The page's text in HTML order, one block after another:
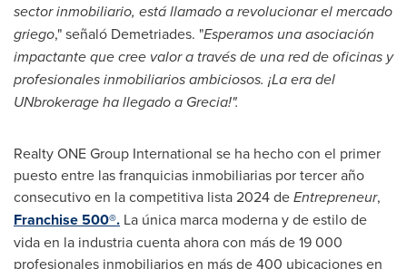
sector inmobiliario, está llamado a revolucionar el mercado
griego," señaló Demetriades. "Esperamos una asociación
impactante que cree valor a través de una red de oficinas y
profesionales inmobiliarios ambiciosos. ¡La era del
UNbrokerage ha llegado a Grecia!".
Realty ONE Group International se ha hecho con el primer
puesto entre las franquicias inmobiliarias por tercer año
consecutivo en la competitiva lista 2024 deEntrepreneur,
Franchise 500®. La única marca moderna y de estilo de
vida en la industria cuenta ahora con más de 19 000
profesionales inmobiliarios en más de 400 ubicaciones en